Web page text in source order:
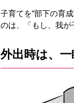
子育てを“部下の育
のは、「もし、我が
外出時は、